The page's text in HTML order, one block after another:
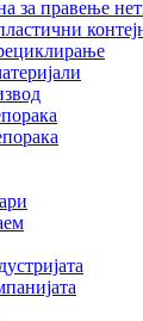
за правење